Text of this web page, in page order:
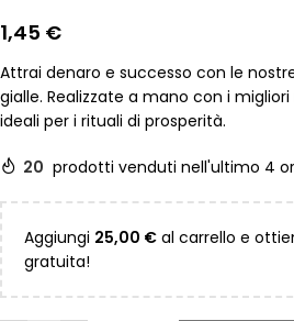
1,45 €
Attrai denaro e successo con le
gialle. Realizzate a mano con i
ideali per i rituali di prosperità.
20 prodotti venduti nell'ultimo 4
Aggiungi 25,00 € al carrello e
gratuita!